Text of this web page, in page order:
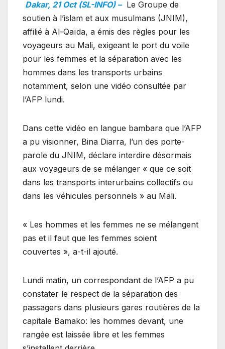
Dakar, 21 Oct (SL-INFO) – Le Groupe de
soutien à l’islam et aux musulmans (JNIM),
affilié à Al-Qaïda, a émis des règles pour les
voyageurs au Mali, exigeant le port du voile
pour les femmes et la séparation avec les
hommes dans les transports urbains
notamment, selon une vidéo consultée par
l’AFP lundi.
Dans cette vidéo en langue bambara que l’AFP
a pu visionner, Bina Diarra, l’un des porte-
parole du JNIM, déclare interdire désormais
aux voyageurs de se mélanger « que ce soit
dans les transports interurbains collectifs ou
dans les véhicules personnels » au Mali.
« Les hommes et les femmes ne se mélangent
pas et il faut que les femmes soient
couvertes », a-t-il ajouté.
Lundi matin, un correspondant de l’AFP a pu
constater le respect de la séparation des
passagers dans plusieurs gares routières de la
capitale Bamako: les hommes devant, une
rangée est laissée libre et les femmes